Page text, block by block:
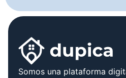
Somos una plataforma